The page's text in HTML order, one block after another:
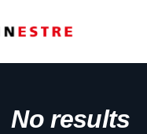
No results